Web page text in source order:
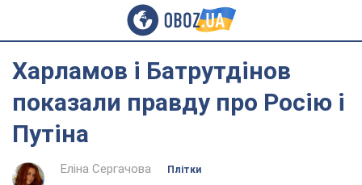
Харламов і Батрутдінов
показали правду про Росію і
Путіна
Еліна Сергачова
Плітки